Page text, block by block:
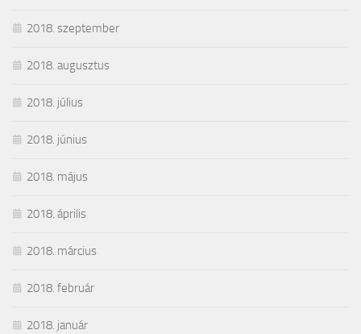
2018. szeptember
2018. augusztus
2018. július
2018. június
2018. május
2018. április
2018. március
2018. február
2018. január